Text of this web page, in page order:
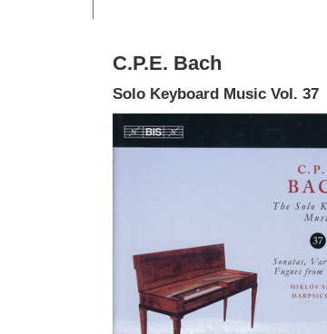
C.P.E. Bach
Solo Keyboard Music Vol. 37